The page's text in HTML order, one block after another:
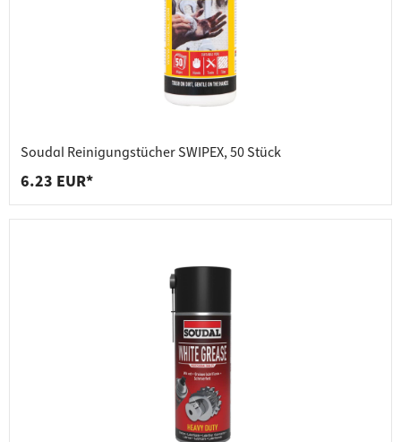
Soudal Reinigungstücher SWIPEX, 50 Stück
6.23 EUR*